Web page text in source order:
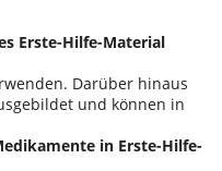
Erste-Hilfe-Material
Darüber hinaus
und können in
in Erste-Hilfe-